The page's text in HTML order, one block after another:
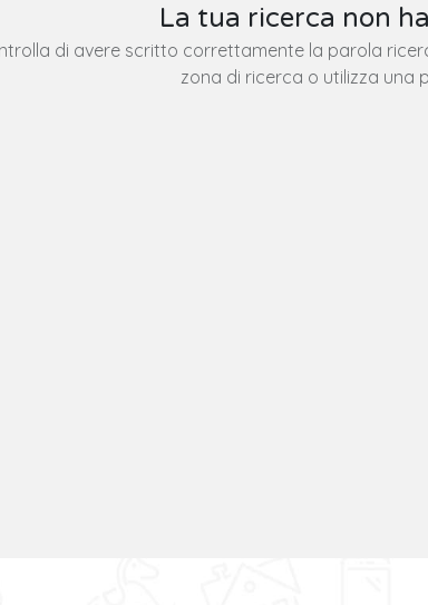
La tua ricerca non
di avere scritto correttamente la parola
zona di ricerca o utilizza una